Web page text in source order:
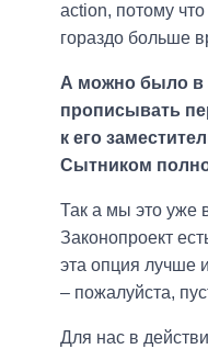
action, потому
гораздо больше
А можно было в
прописывать
к его
Сытником
Так а мы это уже
Законопроект
эта опция лучше
– пожалуйста,
Для нас в